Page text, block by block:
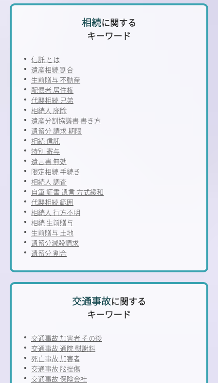
相続に関する
キーワード
信託 とは
遺産相続 割合
生前贈与 不動産
配偶者 居住権
代襲相続 兄弟
相続人 廃除
遺産分割協議書 書き方
遺留分 請求 期限
相続 信託
特別 寄与
遺言書 無効
限定相続 手続き
相続人 調査
自筆 証書 遺言 方式緩和
代襲相続 範囲
相続人 行方不明
相続 生前贈与
生前贈与 土地
遺留分減殺請求
遺留分 割合
交通事故に関する
キーワード
交通事故 加害者 その後
交通事故 通院 慰謝料
死亡事故 加害者
交通事故 脳挫傷
交通事故 保険会社